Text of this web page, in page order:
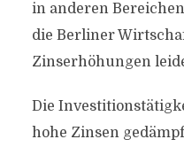
in anderen
die Berliner
Zinserhöhungen
Die
hohe Zinsen